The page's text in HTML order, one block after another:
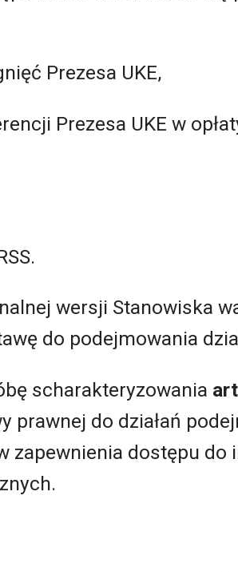
Prezesa UKE,
Prezesa UKE w
wersji Stanowiska
do podejmowania
scharakteryzowania
prawnej do działań
zapewnienia dostępu